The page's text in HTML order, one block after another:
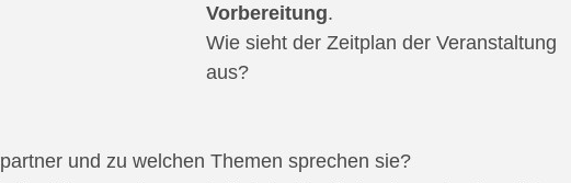
Vorbereitung.
Wie sieht der Zeitplan der Veranstaltung
aus?
und zu welchen Themen sprechen sie?